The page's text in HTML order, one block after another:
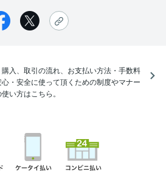
入、取引の流れ、お支払い方法・手数料
・安全に使って頂くための制度やマナー
い方はこちら。